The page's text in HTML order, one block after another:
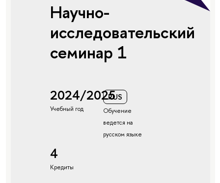
Научно-
исследовательский
семинар 1
2024/2025
Учебный год
RUS
Обучение
ведется на
русском языке
4
Кредиты